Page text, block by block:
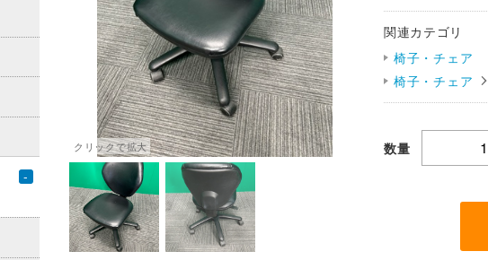
関連カテゴリ
椅子・チェア
椅子・チェア
数量